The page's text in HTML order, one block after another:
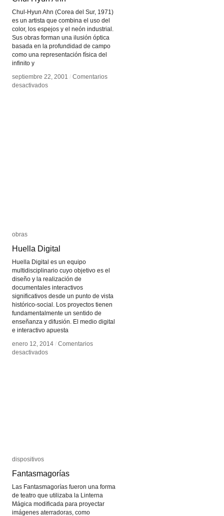
Chul-Hyun Ahn (Corea del Sur, 1971)
es un artista que combina el uso del
color, los espejos y el neón industrial.
Sus obras forman una ilusión óptica
basada en la profundidad de campo
como una representación física del
infinito y
septiembre 22, 2001 / Comentarios
desactivadosen
septiembre 22, 2001 / Comentarios
desactivadosen
obras
Huella Digital
Huella Digital es un equipo
multidisciplinario cuyo objetivo es el
diseño y la realización de
documentales interactivos
significativos desde un punto de vista
histórico-social. Los proyectos tienen
fundamentalmente un sentido de
enseñanza y difusión. El medio digital
e interactivo apuesta
enero 12, 2014 / Comentarios
desactivadosen
obras
Huella Digital
enero 12, 2014 / Comentarios
desactivadosen
dispositivos
Fantasmagorías
Las Fantasmagorías fueron una forma
de teatro que utilizaba la Linterna
Mágica modificada para proyectar
imágenes aterradoras, como
dispositivos
Fantasmagorías